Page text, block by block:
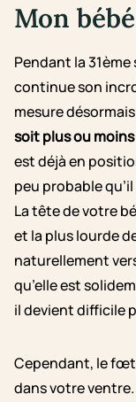
Mon
Pendant la
continue son
mesure désormais
soit plus ou
est déjà en
peu probable
La tête de votre
et la plus lourde
naturellement
qu’elle est
il devient difficile
Cependant, le
dans votre